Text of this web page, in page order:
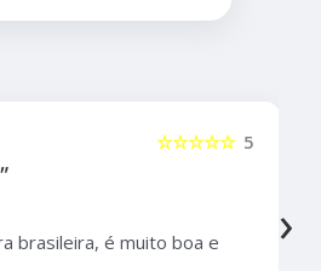
5
☆☆☆☆☆
brasileira, é muito boa e
›